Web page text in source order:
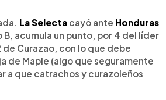
La Selecta cayó ante Honduras
B, acumula un punto, por 4 del líder
de Curazao, con lo que debe
de Maple (algo que seguramente
a que catrachos y curazoleños